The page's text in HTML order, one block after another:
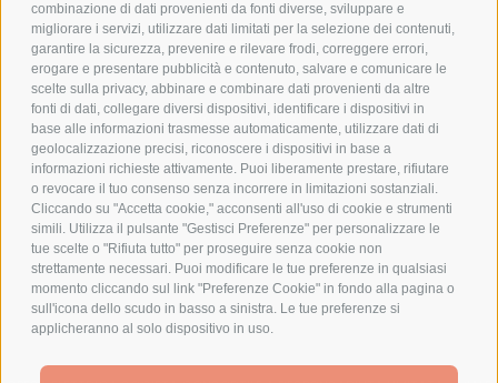
combinazione di dati provenienti da fonti diverse, sviluppare e
migliorare i servizi, utilizzare dati limitati per la selezione dei contenuti,
garantire la sicurezza, prevenire e rilevare frodi, correggere errori,
erogare e presentare pubblicità e contenuto, salvare e comunicare le
scelte sulla privacy, abbinare e combinare dati provenienti da altre
fonti di dati, collegare diversi dispositivi, identificare i dispositivi in
base alle informazioni trasmesse automaticamente, utilizzare dati di
geolocalizzazione precisi, riconoscere i dispositivi in base a
informazioni richieste attivamente. Puoi liberamente prestare, rifiutare
o revocare il tuo consenso senza incorrere in limitazioni sostanziali.
Cliccando su "Accetta cookie," acconsenti all'uso di cookie e strumenti
simili. Utilizza il pulsante "Gestisci Preferenze" per personalizzare le
tue scelte o "Rifiuta tutto" per proseguire senza cookie non
strettamente necessari. Puoi modificare le tue preferenze in qualsiasi
momento cliccando sul link "Preferenze Cookie" in fondo alla pagina o
sull'icona dello scudo in basso a sinistra. Le tue preferenze si
applicheranno al solo dispositivo in uso.
AZIENDA
CHI SIAMO
MARCHI TRATTATI
CONDOMINI
Bonifico
Bancario